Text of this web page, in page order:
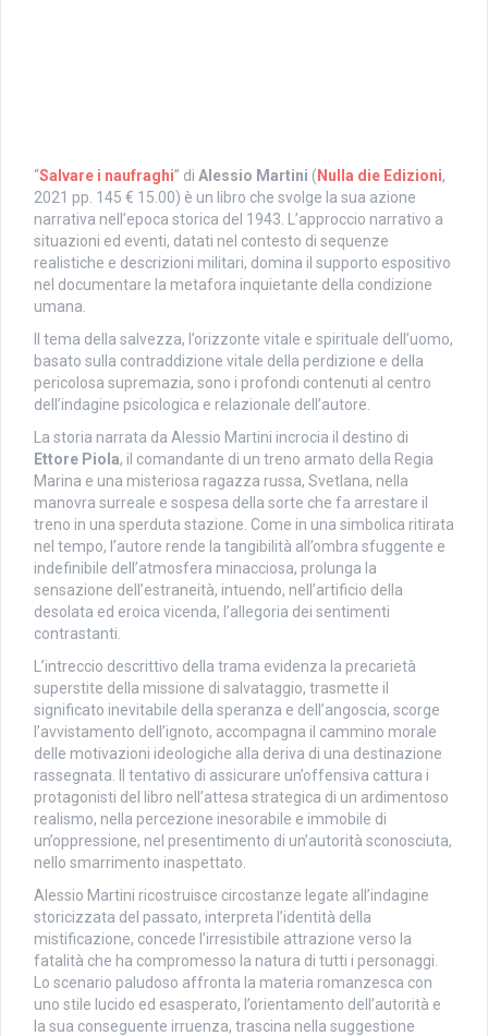
“Salvare i naufraghi” di Alessio Martini ( Nulla die Edizioni,
2021 pp. 145 € 15.00) è un libro che svolge la sua azione
narrativa nell’epoca storica del 1943. L’approccio narrativo a
situazioni ed eventi, datati nel contesto di sequenze
realistiche e descrizioni militari, domina il supporto espositivo
nel documentare la metafora inquietante della condizione
umana.
Il tema della salvezza, l’orizzonte vitale e spirituale dell’uomo,
basato sulla contraddizione vitale della perdizione e della
pericolosa supremazia, sono i profondi contenuti al centro
dell’indagine psicologica e relazionale dell’autore.
La storia narrata da Alessio Martini incrocia il destino di
Ettore Piola, il comandante di un treno armato della Regia
Marina e una misteriosa ragazza russa, Svetlana, nella
manovra surreale e sospesa della sorte che fa arrestare il
treno in una sperduta stazione. Come in una simbolica ritirata
nel tempo, l’autore rende la tangibilità all’ombra sfuggente e
indefinibile dell’atmosfera minacciosa, prolunga la
sensazione dell’estraneità, intuendo, nell’artificio della
desolata ed eroica vicenda, l’allegoria dei sentimenti
contrastanti.
L’intreccio descrittivo della trama evidenza la precarietà
superstite della missione di salvataggio, trasmette il
significato inevitabile della speranza e dell’angoscia, scorge
l’avvistamento dell’ignoto, accompagna il cammino morale
delle motivazioni ideologiche alla deriva di una destinazione
rassegnata. Il tentativo di assicurare un’offensiva cattura i
protagonisti del libro nell’attesa strategica di un ardimentoso
realismo, nella percezione inesorabile e immobile di
un’oppressione, nel presentimento di un’autorità sconosciuta,
nello smarrimento inaspettato.
Alessio Martini ricostruisce circostanze legate all’indagine
storicizzata del passato, interpreta l’identità della
mistificazione, concede l’irresistibile attrazione verso la
fatalità che ha compromesso la natura di tutti i personaggi.
Lo scenario paludoso affronta la materia romanzesca con
uno stile lucido ed esasperato, l’orientamento dell’autorità e
la sua conseguente irruenza, trascina nella suggestione